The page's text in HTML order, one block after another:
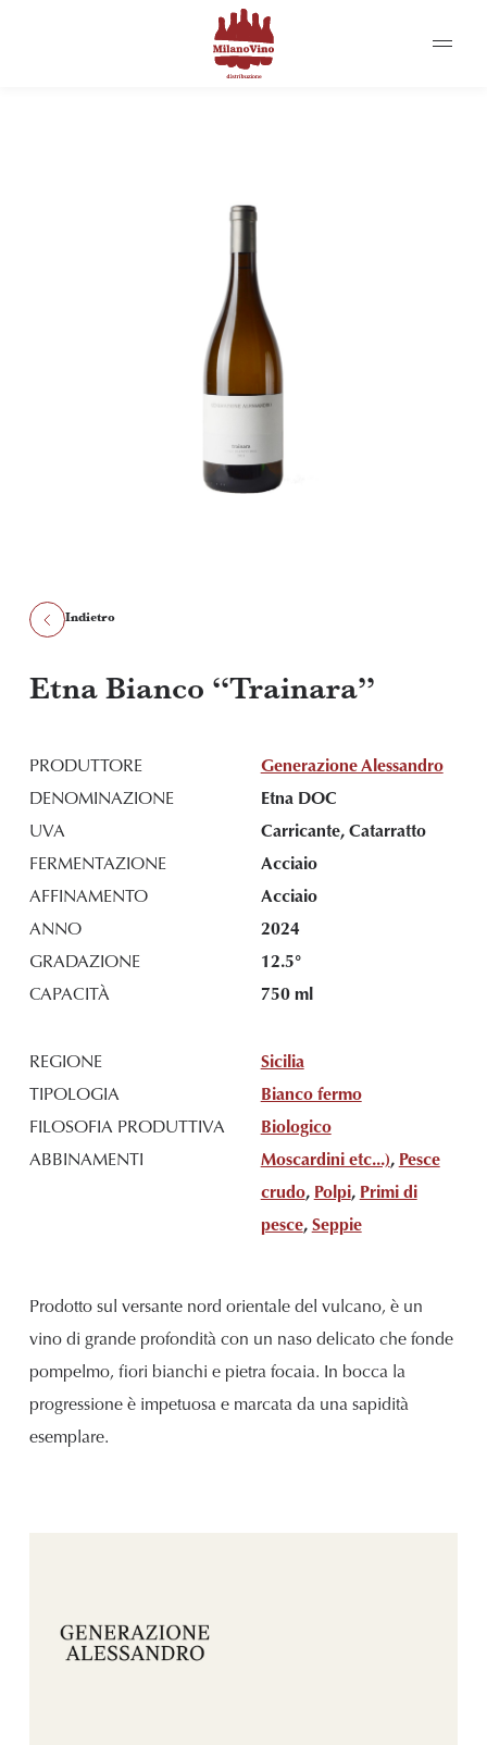
Indietro
Etna Bianco “Trainara”
PRODUTTORE
Generazione Alessandro
DENOMINAZIONE
Etna DOC
UVA
Carricante, Catarratto
FERMENTAZIONE
Acciaio
AFFINAMENTO
Acciaio
ANNO
2024
GRADAZIONE
12.5°
CAPACITÀ
750 ml
REGIONE
Sicilia
TIPOLOGIA
Bianco fermo
FILOSOFIA PRODUTTIVA
Biologico
ABBINAMENTI
Moscardini etc...), Pesce
crudo, Polpi, Primi di
pesce, Seppie
Prodotto sul versante nord orientale del vulcano, è un
vino di grande profondità con un naso delicato che fonde
pompelmo, fiori bianchi e pietra focaia. In bocca la
progressione è impetuosa e marcata da una sapidità
esemplare.